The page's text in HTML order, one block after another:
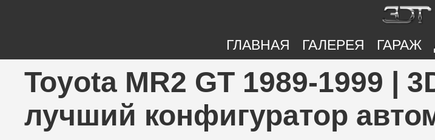
ГЛАВНАЯ ГАЛЕРЕЯ ГАРАЖ
Toyota MR2 GT 1989-1999 |
лучший конфигуратор